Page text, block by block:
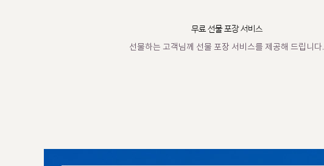
무료 선물 포장 서비스
선물하는 고객님께 선물 포장 서비스를 제공해 드립니다.